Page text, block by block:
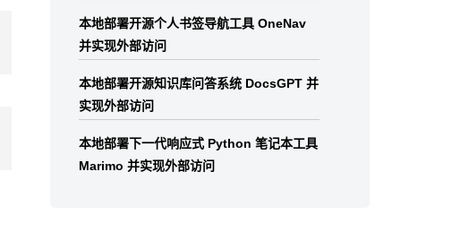
本地部署开源个人书签导航工具 OneNav
并实现外部访问
本地部署开源知识库问答系统 DocsGPT 并
实现外部访问
本地部署下一代响应式 Python 笔记本工具
Marimo 并实现外部访问